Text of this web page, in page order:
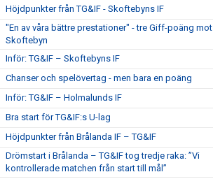
Höjdpunkter från TG&IF - Skoftebyns IF
"En av våra bättre prestationer" - tre Giff-poäng mot
Skoftebyn
Inför: TG&IF – Skoftebyns IF
Chanser och spelövertag - men bara en poäng
Inför: TG&IF – Holmalunds IF
Bra start för TG&IF:s U-lag
Höjdpunkter från Brålanda IF – TG&IF
Drömstart i Brålanda – TG&IF tog tredje raka: ”Vi
kontrollerade matchen från start till mål”